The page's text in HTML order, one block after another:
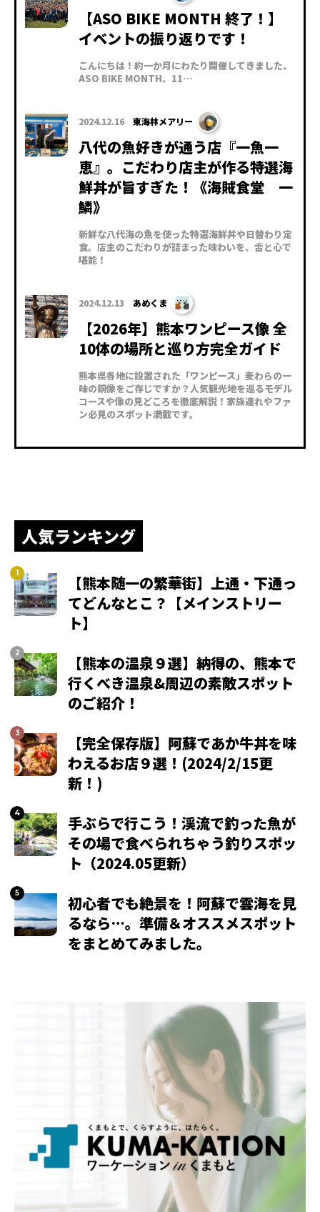
【ASO BIKE MONTH 終了！】
イベントの振り返りです！
こんにちは！約一か月にわたり開催してきました、
ASO BIKE MONTH、11…
2024.12.16 東海林メアリー
八代の魚好きが通う店『一魚一
恵』。こだわり店主が作る特選海
鮮丼が旨すぎた！《海賊食堂 一
鱗》
新鮮な八代海の魚を使った特選海鮮丼や日替わり定
食。店主のこだわりが詰まった味わいを、舌と心で
堪能！
2024.12.13 あめくま
【2026年】熊本ワンピース像 全
10体の場所と巡り方完全ガイド
熊本県各地に設置された「ワンピース」麦わらの一
味の銅像をご存じですか？人気観光地を巡るモデル
コースや像の見どころを徹底解説！家族連れやファ
ン必見のスポット満載です。
人気ランキング
【熊本随一の繁華街】上通・下通っ
てどんなとこ？【メインストリー
ト】
【熊本の温泉９選】納得の、熊本で
行くべき温泉&周辺の素敵スポット
のご紹介！
【完全保存版】阿蘇であか牛丼を味
わえるお店９選！(2024/2/15更
新！)
手ぶらで行こう！渓流で釣った魚が
その場で食べられちゃう釣りスポッ
ト（2024.05更新）
初心者でも絶景を！阿蘇で雲海を見
るなら…。準備＆オススメスポット
をまとめてみました。